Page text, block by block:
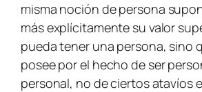
misma noción de persona
más explícitamente su valor
pueda tener una persona, sino
posee por el hecho de ser
personal, no de ciertos atavíos